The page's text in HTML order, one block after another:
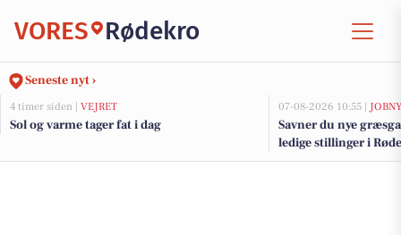
VORES Rødekro
Seneste nyt ›
4 timer siden | VEJRET
Sol og varme tager fat i dag
07-08-2026 10:55 |
Savner du nye
ledige stillinger i